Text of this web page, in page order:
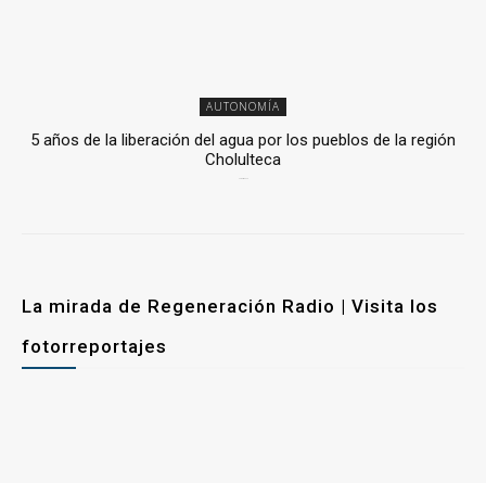
AUTONOMÍA
5 años de la liberación del agua por los pueblos de la región
Cholulteca
La mirada de Regeneración Radio | Visita los
fotorreportajes